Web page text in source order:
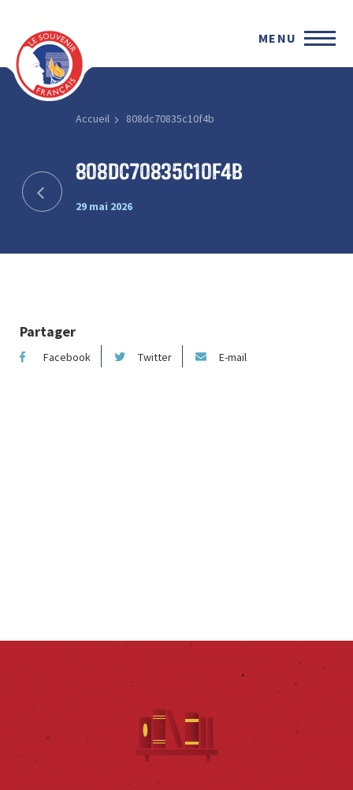
MENU
Accueil 808dc70835c10f4b
808dc70835c10f4b
29 mai 2026
Partager
Facebook Twitter E-mail